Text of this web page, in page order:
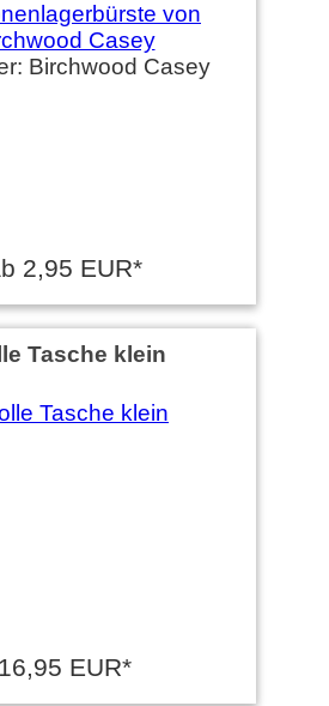
Birchwood Casey
2,95 EUR*
Tasche klein
16,95 EUR*